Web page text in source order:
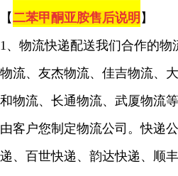
【二苯甲酮亚胺售后说明 】
1、物流快递配送我们合作的
物流、友杰物流、佳吉物流、
和物流、长通物流、武厦物流
由客户您制定物流公司。快递
递、百世快递、韵达快递、顺丰